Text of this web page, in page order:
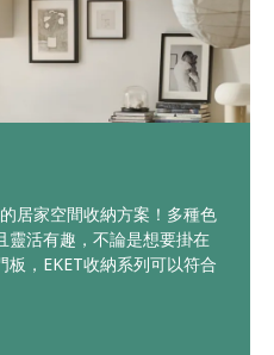
居家空間收納方案！多種色
靈活有趣，不論是想要掛在
，EKET收納系列可以符合